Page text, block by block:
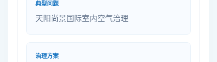
典型问题
天阳尚景国际室内空气治理
治理方案